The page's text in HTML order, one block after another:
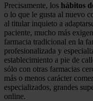
Precisamente, los hábitos
o lo que le gusta al nuevo
al titular inquieto a
paciente, mucho más
farmacia tradicional en la
profesionalizada y
establecimiento a pie de
sólo con otras farmacias
más o menos carácter
especializados, grandes
online.